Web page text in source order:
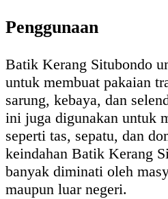
Penggunaan
Batik Kerang Situbondo
untuk membuat pakaian
sarung, kebaya, dan
ini juga digunakan untuk
seperti tas, sepatu, dan
keindahan Batik Kerang
banyak diminati oleh
maupun luar negeri.